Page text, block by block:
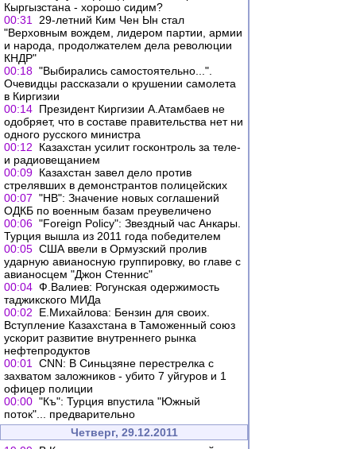
Кыргызстана - хорошо сидим?
00:31
29-летний Ким Чен Ын стал
"Верховным вождем, лидером партии, армии
и народа, продолжателем дела революции
КНДР"
00:18 "Выбирались самостоятельно...".
Очевидцы рассказали о крушении самолета
в Киргизии
00:14 Президент Киргизии А.Атамбаев не
одобряет, что в составе правительства нет ни
одного русского министра
00:12
Казахстан усилит госконтроль за теле-
и радиовещанием
00:09 Казахстан завел дело против
стрелявших в демонстрантов полицейских
00:07 "НВ": Значение новых соглашений
ОДКБ по военным базам преувеличено
00:06 "Foreign Policy": Звездный час Анкары.
Турция вышла из 2011 года победителем
00:05 США ввели в Ормузский пролив
ударную авианосную группировку, во главе с
авианосцем "Джон Стеннис"
00:04 Ф.Валиев: Рогунская одержимость
таджикского МИДа
00:02
Е.Михайлова: Бензин для своих.
Вступление Казахстана в Таможенный союз
ускорит развитие внутреннего рынка
нефтепродуктов
00:01
CNN: В Синьцзяне перестрелка с
захватом заложников - убито 7 уйгуров и 1
офицер полиции
00:00 "Къ": Турция впустила "Южный
поток"... предварительно
Четверг, 29.12.2011